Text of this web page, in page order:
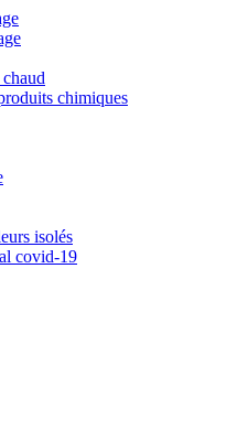
chimiques
isolés
covid-19